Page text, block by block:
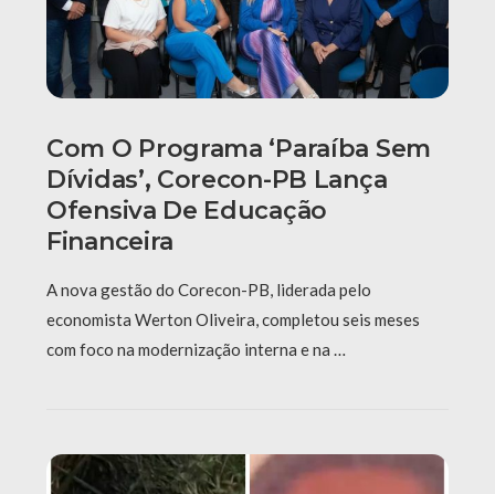
Com O Programa ‘Paraíba Sem
Dívidas’, Corecon-PB Lança
Ofensiva De Educação
Financeira
A nova gestão do Corecon-PB, liderada pelo
economista Werton Oliveira, completou seis meses
com foco na modernização interna e na …